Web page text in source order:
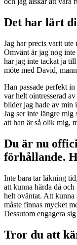
Det har lärt
Jag har precis varit
Omvänt är jag nog
har jag inte tackat ja
möte med David,
Han passade perfekt
var helt ointresserad
bilder jag hade av min
Jag ser inte längre
att han är så olik mig,
Du är nu
förhållande.
Inte bara tar läkning
att kunna härda då
helt oväntat. Att kunna
måste finnas mycket
Dessutom engagera
Tror du att